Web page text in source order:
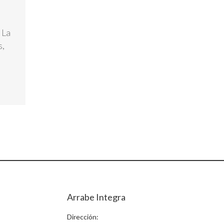
Arrabe Integra
Dirección: